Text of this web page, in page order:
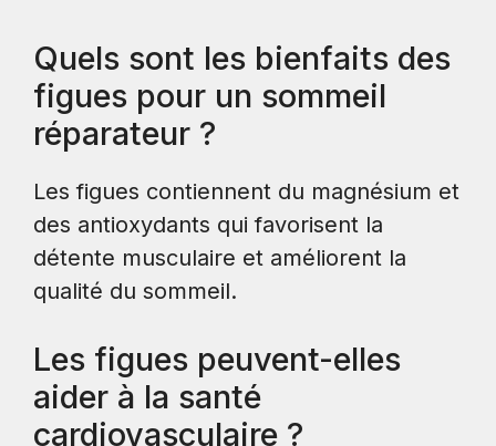
Quels sont les bienfaits des
figues pour un sommeil
réparateur ?
Les figues contiennent du magnésium et
des antioxydants qui favorisent la
détente musculaire et améliorent la
qualité du sommeil.
Les figues peuvent-elles
aider à la santé
cardiovasculaire ?